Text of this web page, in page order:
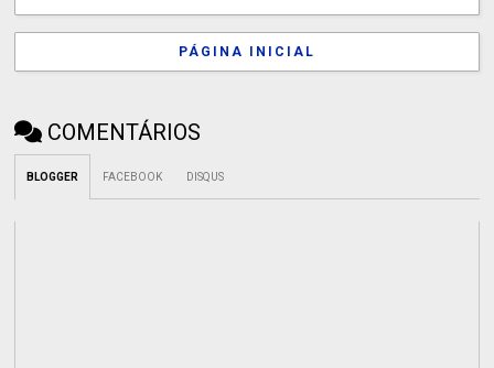
PÁGINA INICIAL
COMENTÁRIOS
BLOGGER FACEBOOK DISQUS